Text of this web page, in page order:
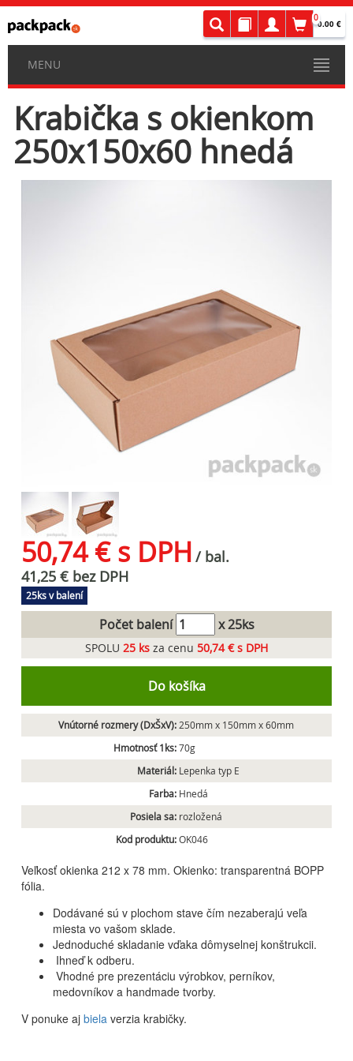
0
0.00 €
MENU
Krabička s okienkom
250x150x60 hnedá
50,74 € s DPH / bal.
41,25 € bez DPH
25ks v balení
Počet balení x 25ks
SPOLU 25 ks za cenu 50,74 € s DPH
Do košíka
Vnútorné rozmery (DxŠxV): 250mm x 150mm x 60mm
Hmotnosť 1ks:70g
Materiál: Lepenka typ E
Farba: Hnedá
Posiela sa: rozložená
Kod produktu:OK046
Veľkosť okienka 212 x 78 mm. Okienko: transparentná BOPP
fólia.
Dodávané sú v plochom stave čím nezaberajú veľa
miesta vo vašom sklade.
Jednoduché skladanie vďaka dômyselnej konštrukcii.
Ihneď k odberu.
Vhodné pre prezentáciu výrobkov, perníkov,
medovníkov a handmade tvorby.
V ponuke aj biela verzia krabičky.